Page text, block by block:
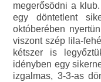
megerősödni a
egy döntetlent
októberében
viszont szép lila-
kétszer is
idényben egy
izgalmas, 3-3-as